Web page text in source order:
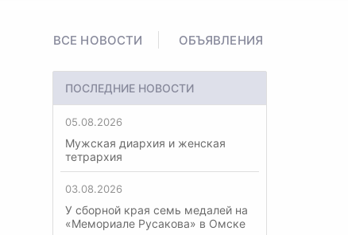
ВСЕ НОВОСТИ ОБЪЯВЛЕНИЯ
ПОСЛЕДНИЕ НОВОСТИ
05.08.2026
Мужская диархия и женская
тетрархия
03.08.2026
У сборной края семь медалей на
«Мемориале Русакова» в Омске